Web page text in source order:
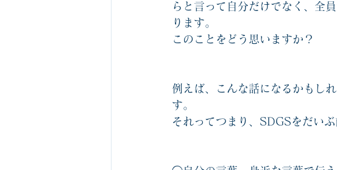
らと言って自分だけでなく、全
ります。
このことをどう思いますか？
例えば、こんな話になるかもし
す。
それってつまり、SDGSをだい